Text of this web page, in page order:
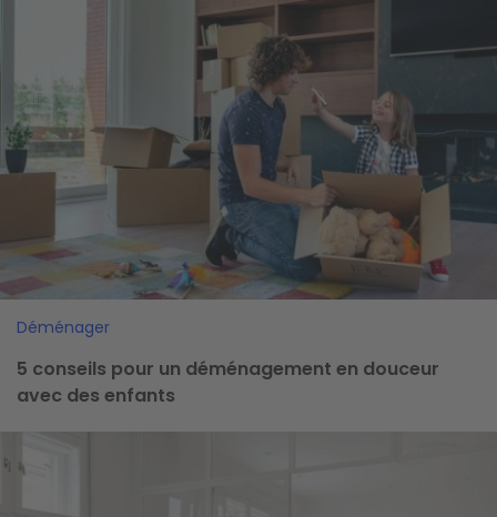
Déménager
5 conseils pour un déménagement en douceur
avec des enfants